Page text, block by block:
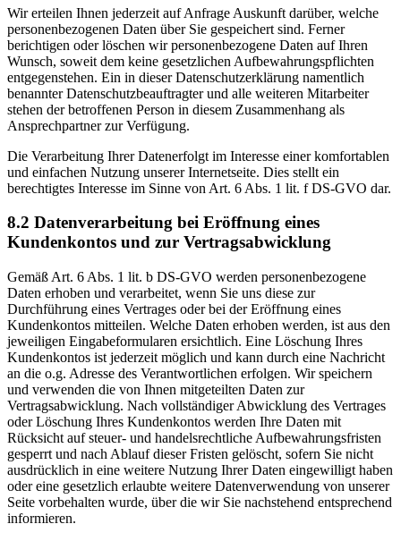
Wir erteilen Ihnen jederzeit auf Anfrage Auskunft darüber, welche
personenbezogenen Daten über Sie gespeichert sind. Ferner
berichtigen oder löschen wir personenbezogene Daten auf Ihren
Wunsch, soweit dem keine gesetzlichen Aufbewahrungspflichten
entgegenstehen. Ein in dieser Datenschutzerklärung namentlich
benannter Datenschutzbeauftragter und alle weiteren Mitarbeiter
stehen der betroffenen Person in diesem Zusammenhang als
Ansprechpartner zur Verfügung.
Die Verarbeitung Ihrer Datenerfolgt im Interesse einer komfortablen
und einfachen Nutzung unserer Internetseite. Dies stellt ein
berechtigtes Interesse im Sinne von Art. 6 Abs. 1 lit. f DS-GVO dar.
8.2 Datenverarbeitung bei Eröffnung eines
Kundenkontos und zur Vertragsabwicklung
Gemäß Art. 6 Abs. 1 lit. b DS-GVO werden personenbezogene
Daten erhoben und verarbeitet, wenn Sie uns diese zur
Durchführung eines Vertrages oder bei der Eröffnung eines
Kundenkontos mitteilen. Welche Daten erhoben werden, ist aus den
jeweiligen Eingabeformularen ersichtlich. Eine Löschung Ihres
Kundenkontos ist jederzeit möglich und kann durch eine Nachricht
an die o.g. Adresse des Verantwortlichen erfolgen. Wir speichern
und verwenden die von Ihnen mitgeteilten Daten zur
Vertragsabwicklung. Nach vollständiger Abwicklung des Vertrages
oder Löschung Ihres Kundenkontos werden Ihre Daten mit
Rücksicht auf steuer- und handelsrechtliche Aufbewahrungsfristen
gesperrt und nach Ablauf dieser Fristen gelöscht, sofern Sie nicht
ausdrücklich in eine weitere Nutzung Ihrer Daten eingewilligt haben
oder eine gesetzlich erlaubte weitere Datenverwendung von unserer
Seite vorbehalten wurde, über die wir Sie nachstehend entsprechend
informieren.